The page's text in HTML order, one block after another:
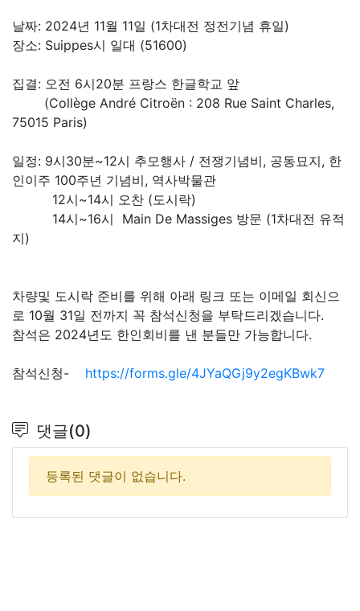
날짜: 2024년 11월 11일 (1차대전 정전기념 휴일)
장소: Suippes시 일대 (51600)
집결: 오전 6시20분 프랑스 한글학교 앞
(Collège André Citroën : 208 Rue Saint Charles,
75015 Paris)
일정: 9시30분~12시 추모행사 / 전쟁기념비, 공동묘지, 한
인이주 100주년 기념비, 역사박물관
12시~14시 오찬 (도시락)
14시~16시 Main De Massiges 방문 (1차대전 유적
지)
차량및 도시락 준비를 위해 아래 링크 또는 이메일 회신으
로 10월 31일 전까지 꼭 참석신청을 부탁드리겠습니다.
참석은 2024년도 한인회비를 낸 분들만 가능합니다.
참석신청- https://forms.gle/4JYaQGj9y2egKBwk7
댓글(0)
등록된 댓글이 없습니다.